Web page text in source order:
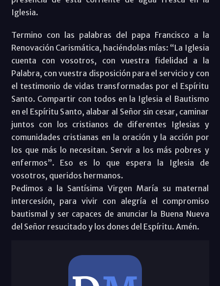
Iglesia.
Termino con las palabras del papa Francisco a la
Renovación Carismática, haciéndolas mías: “La Iglesia
cuenta con vosotros, con vuestra fidelidad a la
Palabra, con ‎vuestra disposición para el servicio y con
el testimonio de vidas transformadas por el ‎Espíritu
Santo. Compartir con todos en la Iglesia el Bautismo
en el Espíritu Santo, alabar al Señor sin ‎cesar, caminar
juntos con los cristianos de diferentes Iglesias y
comunidades ‎cristianas en la oración y la acción por
los que más lo necesitan. Servir a los más ‎pobres y
enfermos”. Eso es lo que espera la Iglesia de
vosotros, queridos hermanos.
Pedimos a la Santísima Virgen María su maternal
intercesión, para vivir con alegría el compromiso
bautismal y ser capaces de anunciar la Buena Nueva
del Señor resucitado y los dones del Espíritu. Amén.